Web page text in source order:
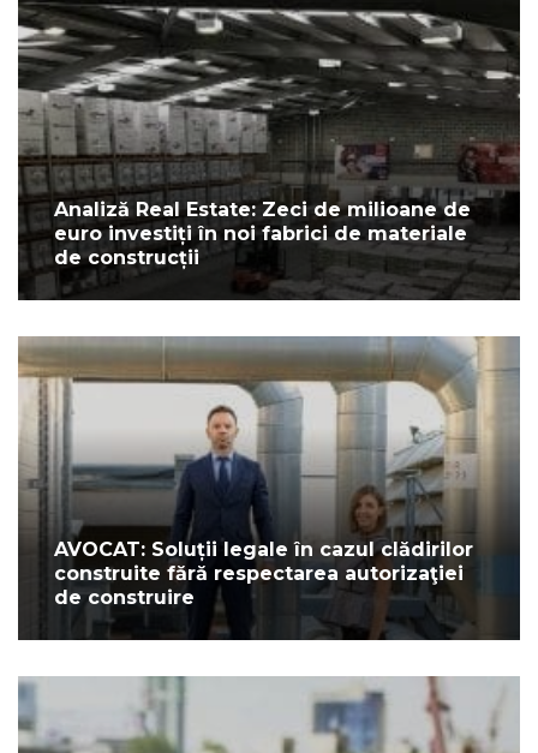
Analiză Real Estate: Zeci de milioane de
euro investiți în noi fabrici de materiale
de construcții
AVOCAT: Soluții legale în cazul clădirilor
construite fără respectarea autorizaţiei
de construire